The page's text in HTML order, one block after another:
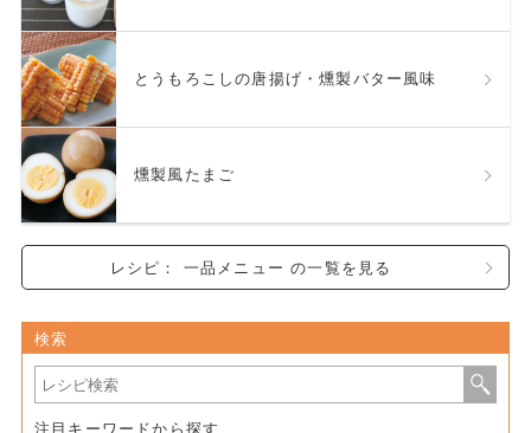
とうもろこしの唐揚げ・燻製バター風味
燻製風たまご
レシピ： 一品メニュー の一覧を見る
検索
注目キーワードから探す